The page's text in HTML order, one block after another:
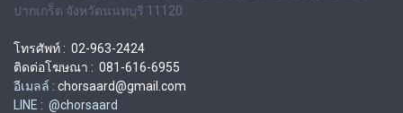
ปากเกร็ด จังหวัดนนทบุรี 11120
โทรศัพท์ : 02-963-2424
ติดต่อโฆษณา : 081-616-6955
อีเมลล์ : chorsaard@gmail.com
LINE : @chorsaard